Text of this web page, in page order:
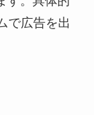
で広告を出